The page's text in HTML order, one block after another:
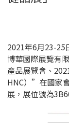
2021年6月23-25
博華國際展覽有
產品展覽會、
HNC）”在國家
展，展位號為